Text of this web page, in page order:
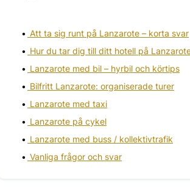
Att ta sig runt på Lanzarote – korta svar
Hur du tar dig till ditt hotell på
Lanzarote med bil – hyrbil och körtips
Bilfritt Lanzarote: organiserade turer
Lanzarote med taxi
Lanzarote på cykel
Lanzarote med buss / kollektivtrafik
Vanliga frågor och svar